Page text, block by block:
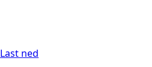
Last ned